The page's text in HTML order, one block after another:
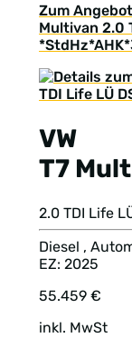
Zum
Multivan 2.0
VW
T7
2.0 TDI Life
Diesel ,
EZ: 2025
55.459 €
inkl. MwSt